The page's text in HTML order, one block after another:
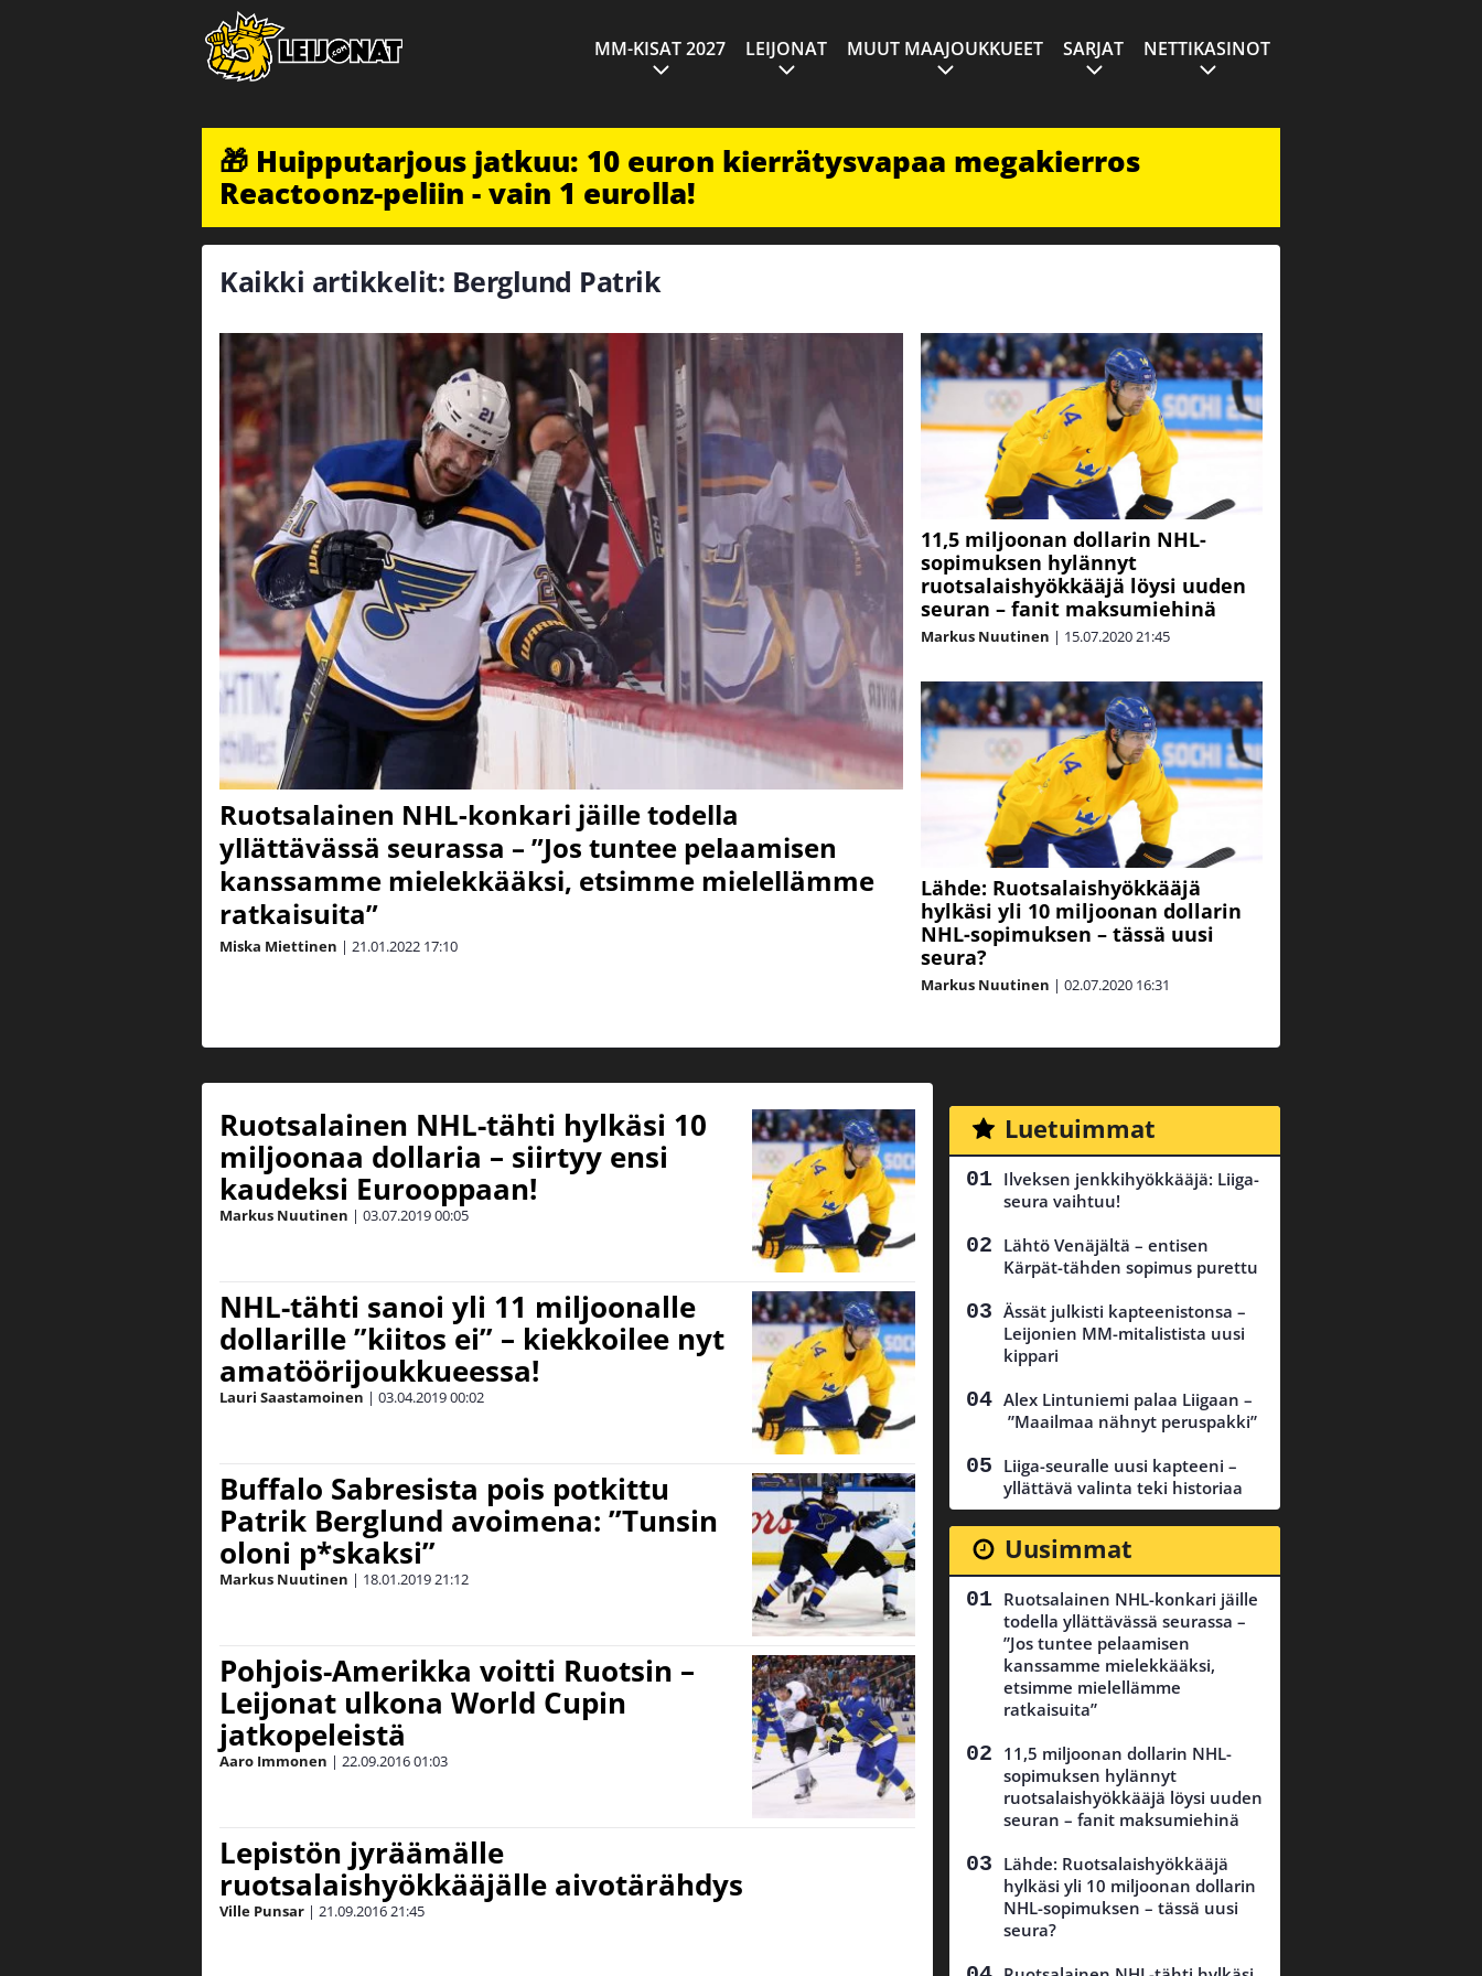
MM-KISAT 2027 LEIJONAT MUUT MAAJOUKKUEET SARJAT NETTIKASINOT
🎁 Huipputarjous jatkuu: 10 euron kierrätysvapaa megakierros
Reactoonz-peliin - vain 1 eurolla!
Kaikki artikkelit: Berglund Patrik
Ruotsalainen NHL-konkari jäille todella
yllättävässä seurassa – ”Jos tuntee pelaamisen
kanssamme mielekkääksi, etsimme mielellämme
ratkaisuita”
Miska Miettinen | 21.01.2022 17:10
11,5 miljoonan dollarin NHL-
sopimuksen hylännyt
ruotsalaishyökkääjä löysi uuden
seuran – fanit maksumiehinä
Markus Nuutinen | 15.07.202021:45
Lähde: Ruotsalaishyökkääjä
hylkäsi yli 10 miljoonan dollarin
NHL-sopimuksen – tässä uusi
seura?
Markus Nuutinen | 02.07.2020 16:31
Ruotsalainen NHL-tähti hylkäsi 10
miljoonaa dollaria – siirtyy ensi
kaudeksi Eurooppaan!
Markus Nuutinen | 03.07.201900:05
NHL-tähti sanoi yli 11 miljoonalle
dollarille ”kiitos ei” – kiekkoilee nyt
amatöörijoukkueessa!
Lauri Saastamoinen | 03.04.201900:02
Buffalo Sabresista pois potkittu
Patrik Berglund avoimena: ”Tunsin
oloni p*skaksi”
Markus Nuutinen | 18.01.201921:12
Pohjois-Amerikka voitti Ruotsin –
Leijonat ulkona World Cupin
jatkopeleistä
Aaro Immonen | 22.09.201601:03
Lepistön jyräämälle
ruotsalaishyökkääjälle aivotärähdys
Ville Punsar | 21.09.201621:45
Luetuimmat
Ilveksen jenkkihyökkääjä: Liiga-
seura vaihtuu!
Lähtö Venäjältä – entisen
Kärpät-tähden sopimus purettu
Ässät julkisti kapteenistonsa –
Leijonien MM-mitalistista uusi
kippari
Alex Lintuniemi palaa Liigaan –
”Maailmaa nähnyt peruspakki”
Liiga-seuralle uusi kapteeni –
yllättävä valinta teki historiaa
Uusimmat
Ruotsalainen NHL-konkari jäille
todella yllättävässä seurassa –
”Jos tuntee pelaamisen
kanssamme mielekkääksi,
etsimme mielellämme
ratkaisuita”
11,5 miljoonan dollarin NHL-
sopimuksen hylännyt
ruotsalaishyökkääjä löysi uuden
seuran – fanit maksumiehinä
Lähde: Ruotsalaishyökkääjä
hylkäsi yli 10 miljoonan dollarin
NHL-sopimuksen – tässä uusi
seura?